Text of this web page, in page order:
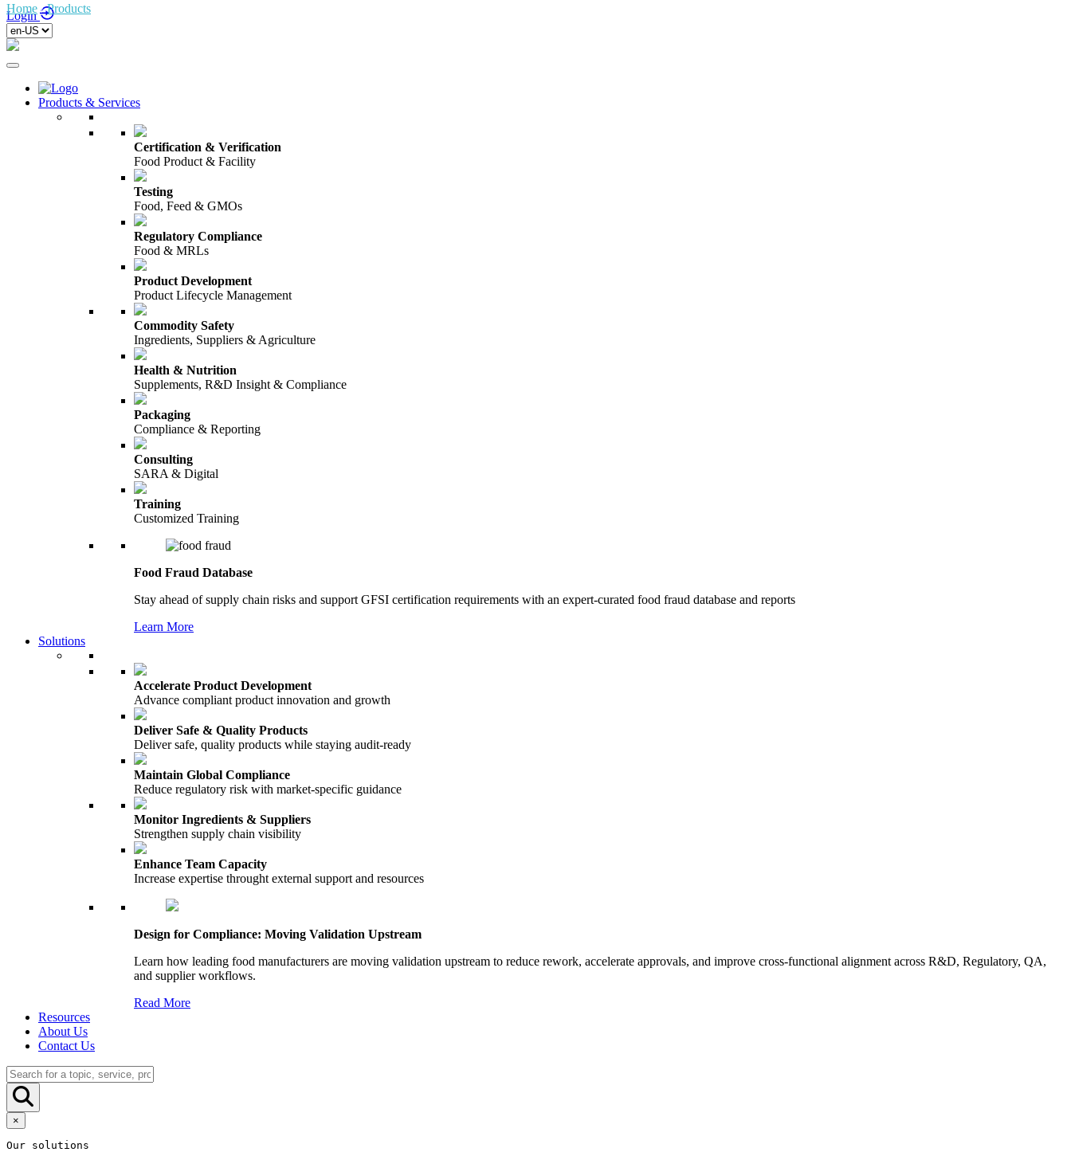
Login
Products & Services
Certification & Verification
Food Product & Facility
Testing
Food, Feed & GMOs
Regulatory Compliance
Food & MRLs
Product Development
Product Lifecycle Management
Commodity Safety
Ingredients, Suppliers & Agriculture
Health & Nutrition
Supplements, R&D Insight & Compliance
Packaging
Compliance & Reporting
Consulting
SARA & Digital
Training
Customized Training
Food Fraud Database
Stay ahead of supply chain risks and support GFSI certification requirements with an expert-curated food fraud database and reports
Learn More
Solutions
Accelerate Product Development
Advance compliant product innovation and growth
Deliver Safe & Quality Products
Deliver safe, quality products while staying audit-ready
Maintain Global Compliance
Reduce regulatory risk with market-specific guidance
Monitor Ingredients & Suppliers
Strengthen supply chain visibility
Enhance Team Capacity
Increase expertise throught external support and resources
Design for Compliance: Moving Validation Upstream
Learn how leading food manufacturers are moving validation upstream to reduce rework, accelerate approvals, and improve cross-functional alignment across R&D, Regulatory, QA,
and supplier workflows.
Read More
Resources
About Us
Contact Us
×
Home /Products
Our solutions